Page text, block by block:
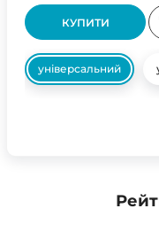
КУПИТИ
універсальний